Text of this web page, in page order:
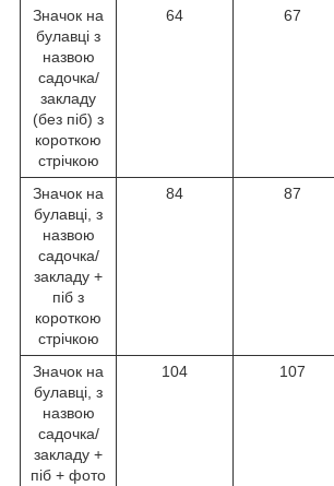
Значок на
булавці з
назвою
садочка/
закладу
(без піб) з
короткою
стрічкою
64 67
Значок на
булавці, з
назвою
садочка/
закладу +
піб з
короткою
стрічкою
84 87
Значок на
булавці, з
назвою
садочка/
закладу +
піб + фото
104 107